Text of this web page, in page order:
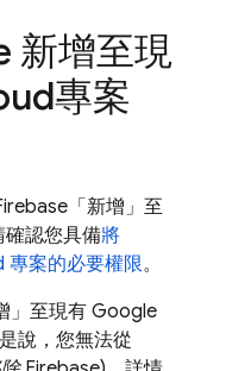
新增至現
專案
「新增」至
確認您具備將
專案的必要權限。
」至現有Google
說，您無法從